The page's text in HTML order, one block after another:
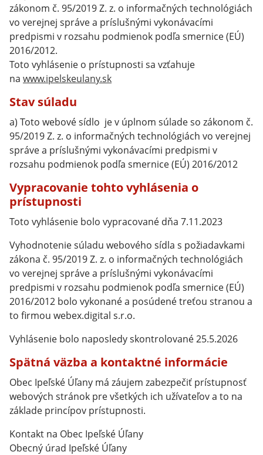
zákonom č. 95/2019 Z. z. o informačných technológiách
vo verejnej správe a príslušnými vykonávacími
predpismi v rozsahu podmienok podľa smernice (EÚ)
2016/2012.
Toto vyhlásenie o prístupnosti sa vzťahuje
na www.ipelskeulany.sk
Stav súladu
a) Toto webové sídlo je v úplnom súlade so zákonom č.
95/2019 Z. z. o informačných technológiách vo verejnej
správe a príslušnými vykonávacími predpismi v
rozsahu podmienok podľa smernice (EÚ) 2016/2012
Vypracovanie tohto vyhlásenia o
prístupnosti
Toto vyhlásenie bolo vypracované dňa 7.11.2023
Vyhodnotenie súladu webového sídla s požiadavkami
zákona č. 95/2019 Z. z. o informačných technológiách
vo verejnej správe a príslušnými vykonávacími
predpismi v rozsahu podmienok podľa smernice (EÚ)
2016/2012 bolo vykonané a posúdené treťou stranou a
to firmou webex.digital s.r.o.
Vyhlásenie bolo naposledy skontrolované 25.5.2026
Spätná väzba a kontaktné informácie
Obec Ipeľské Úľany má záujem zabezpečiť prístupnosť
webových stránok pre všetkých ich užívateľov a to na
základe princípov prístupnosti.
Kontakt na Obec Ipeľské Úľany
Obecný úrad Ipeľské Úľany